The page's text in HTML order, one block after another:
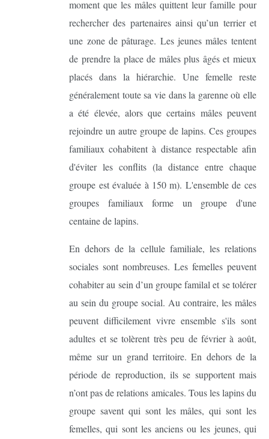
moment que les mâles quittent leur famille pour
rechercher des partenaires ainsi qu’un terrier et
une zone de pâturage. Les jeunes mâles tentent
de prendre la place de mâles plus âgés et mieux
placés dans la hiérarchie. Une femelle reste
généralement toute sa vie dans la garenne où elle
a été élevée, alors que certains mâles peuvent
rejoindre un autre groupe de lapins. Ces groupes
familiaux cohabitent à distance respectable afin
d'éviter les conflits (la distance entre chaque
groupe est évaluée à 150 m). L'ensemble de ces
groupes familiaux forme un groupe d'une
centaine de lapins.
En dehors de la cellule familiale, les relations
sociales sont nombreuses. Les femelles peuvent
cohabiter au sein d’un groupe familal et se tolérer
au sein du groupe social. Au contraire, les mâles
peuvent difficilement vivre ensemble s'ils sont
adultes et se tolèrent très peu de février à août,
même sur un grand territoire. En dehors de la
période de reproduction, ils se supportent mais
n’ont pas de relations amicales. Tous les lapins du
groupe savent qui sont les mâles, qui sont les
femelles, qui sont les anciens ou les jeunes, qui